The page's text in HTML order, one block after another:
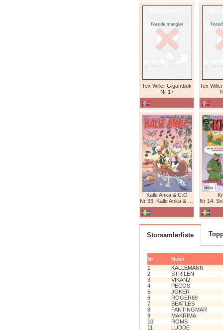
Tex Willer Gigantbok
Nr 17
Kalle Anka & C:O
Nr 33: Kalle Anka & C:O
Nr 14:
Storsamlerliste
Nr
Navn
1
KALLEMANN
2
STRILEN
3
VIKAN2
4
PECOS
5
JOKER
6
ROGER69
7
BEATLES
8
FANTINGMAR
9
MAKRIMA
10
ROMS
11
LUDDE